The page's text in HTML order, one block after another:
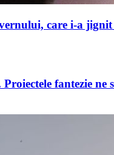
care i-a jignit
fantezie ne